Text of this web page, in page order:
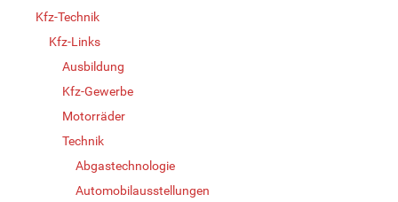
Kfz-Technik
Kfz-Links
Ausbildung
Kfz-Gewerbe
Motorräder
Technik
Abgastechnologie
Automobilausstellungen